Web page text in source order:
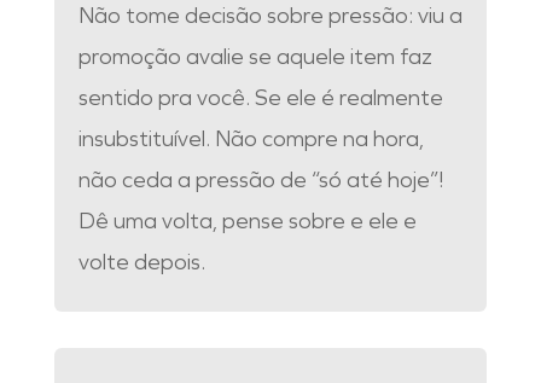
Não tome decisão sobre pressão: viu a
promoção avalie se aquele item faz
sentido pra você. Se ele é realmente
insubstituível. Não compre na hora,
não ceda a pressão de “só até hoje”!
Dê uma volta, pense sobre e ele e
volte depois.